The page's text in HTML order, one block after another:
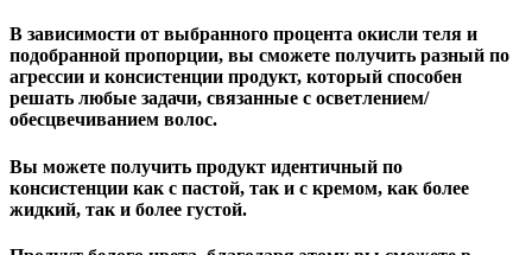
В зависимости от выбранного процента окисли­ теля и
подобранной пропорции, вы сможете получить разный по
агрессии и консистенции продукт, который способен
решать любые задачи, связанные с осветлением/
обесцвечиванием волос.
Вы можете получить продукт идентичный по
консистенции как с пастой, так и с кремом, как более
жидкий, так и более густой.